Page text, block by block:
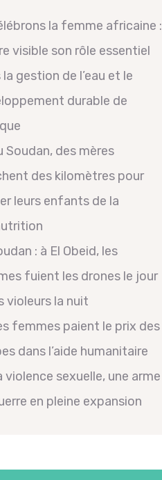
la femme africaine :
visible son rôle essentiel
la gestion de l’eau et le
durable de
Soudan, des mères
des kilomètres pour
leurs enfants de la
: à El Obeid, les
fuient les drones le jour
violeurs la nuit
femmes paient le prix des
dans l’aide humanitaire
violence sexuelle, une arme
en pleine expansion